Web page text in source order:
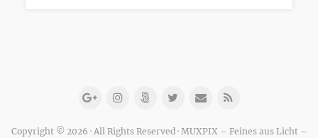
Copyright © 2026 · All Rights Reserved · MUXPIX – Feines aus Licht –